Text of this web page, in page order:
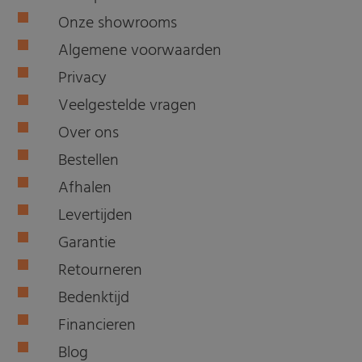
Onze showrooms
Algemene voorwaarden
Privacy
Veelgestelde vragen
Over ons
Bestellen
Afhalen
Levertijden
Garantie
Retourneren
Bedenktijd
Financieren
Blog